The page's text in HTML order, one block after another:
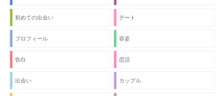
初めての出会い デート
プロフィール 容姿
告白 恋活
出会い カップル